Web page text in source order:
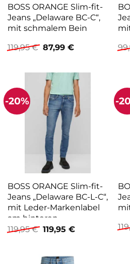
BOSS ORANGE Slim-fit-
Jeans „Delaware BC-C“,
mit schmalem Bein
119,95€ Ursprünglicher
Preis
119,95 €
87,99 €Aktueller
87,99 €.
-20%
BOSS ORANGE Slim-fit-
Jeans „Delaware BC-L-C“,
mit Leder-Markenlabel
am hinteren
Bundabschluss
119,95€ Ursprünglicher
Preis
119,95 €Aktueller
-